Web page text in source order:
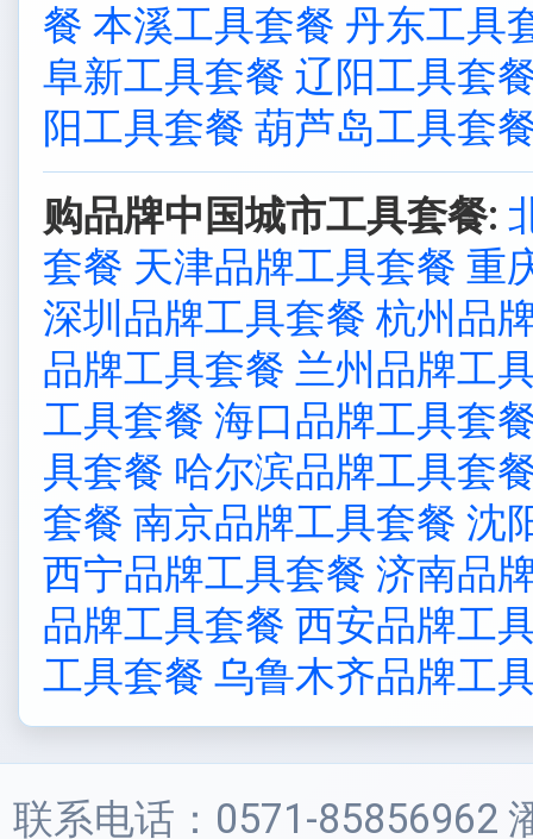
餐 本溪工具套餐 丹东工具
阜新工具套餐 辽阳工具套
阳工具套餐 葫芦岛工具套
购品牌中国城市工具套餐:
套餐 天津品牌工具套餐 重
深圳品牌工具套餐 杭州品
品牌工具套餐 兰州品牌工
工具套餐 海口品牌工具套
具套餐 哈尔滨品牌工具套
套餐 南京品牌工具套餐 沈
西宁品牌工具套餐 济南品
品牌工具套餐 西安品牌工
工具套餐 乌鲁木齐品牌工
联系电话：0571-85856962